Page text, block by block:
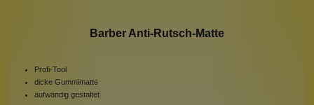
Barber Anti-Rutsch-Matte
Profi-Tool
dicke Gummimatte
aufwändig gestaltet